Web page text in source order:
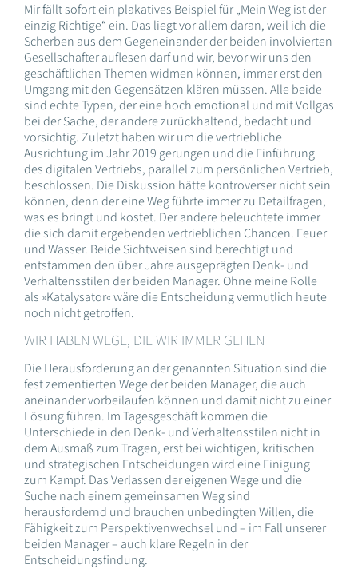
Mir fällt sofort ein plakatives Beispiel für „Mein Weg ist der
einzig Richtige“ ein. Das liegt vor allem daran, weil ich die
Scherben aus dem Gegeneinander der beiden involvierten
Gesellschafter auflesen darf und wir, bevor wir uns den
geschäftlichen Themen widmen können, immer erst den
Umgang mit den Gegensätzen klären müssen. Alle beide
sind echte Typen, der eine hoch emotional und mit Vollgas
bei der Sache, der andere zurückhaltend, bedacht und
vorsichtig. Zuletzt haben wir um die vertriebliche
Ausrichtung im Jahr 2019 gerungen und die Einführung
des digitalen Vertriebs, parallel zum persönlichen Vertrieb,
beschlossen. Die Diskussion hätte kontroverser nicht sein
können, denn der eine Weg führte immer zu Detailfragen,
was es bringt und kostet. Der andere beleuchtete immer
die sich damit ergebenden vertrieblichen Chancen. Feuer
und Wasser. Beide Sichtweisen sind berechtigt und
entstammen den über Jahre ausgeprägten Denk- und
Verhaltensstilen der beiden Manager. Ohne meine Rolle
als »Katalysator« wäre die Entscheidung vermutlich heute
noch nicht getroffen.
WIR HABEN WEGE, DIE WIR IMMER GEHEN
Die Herausforderung an der genannten Situation sind die
fest zementierten Wege der beiden Manager, die auch
aneinander vorbeilaufen können und damit nicht zu einer
Lösung führen. Im Tagesgeschäft kommen die
Unterschiede in den Denk- und Verhaltensstilen nicht in
dem Ausmaß zum Tragen, erst bei wichtigen, kritischen
und strategischen Entscheidungen wird eine Einigung
zum Kampf. Das Verlassen der eigenen Wege und die
Suche nach einem gemeinsamen Weg sind
herausfordernd und brauchen unbedingten Willen, die
Fähigkeit zum Perspektivenwechsel und – im Fall unserer
beiden Manager – auch klare Regeln in der
Entscheidungsfindung.